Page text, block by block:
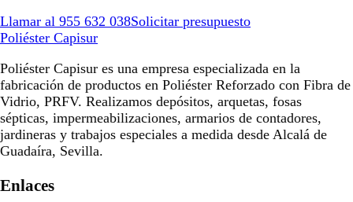
Llamar al 955 632 038Solicitar presupuesto
Poliéster Capisur
Poliéster Capisur es una empresa especializada en la
fabricación de productos en Poliéster Reforzado con Fibra de
Vidrio, PRFV. Realizamos depósitos, arquetas, fosas
sépticas, impermeabilizaciones, armarios de contadores,
jardineras y trabajos especiales a medida desde Alcalá de
Guadaíra, Sevilla.
Enlaces